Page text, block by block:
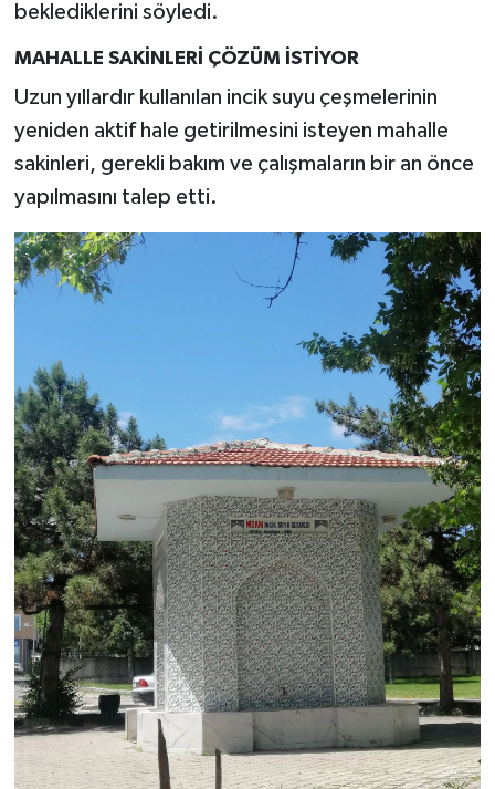
beklediklerini söyledi.
MAHALLE SAKİNLERİ ÇÖZÜM İSTİYOR
Uzun yıllardır kullanılan incik suyu çeşmelerinin
yeniden aktif hale getirilmesini isteyen mahalle
sakinleri, gerekli bakım ve çalışmaların bir an önce
yapılmasını talep etti.